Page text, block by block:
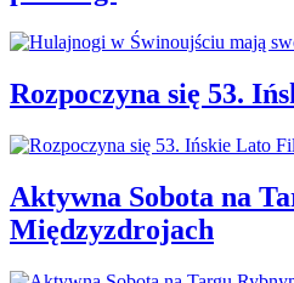
Rozpoczyna się 53.
Aktywna Sobota na
Międzyzdrojach